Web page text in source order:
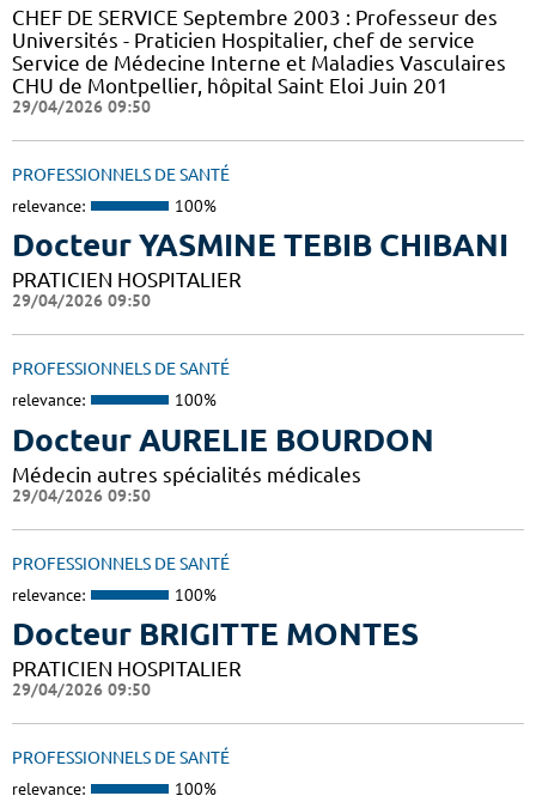
CHEF DE SERVICE Septembre 2003 : Professeur des
Universités - Praticien Hospitalier, chef de service
Service de Médecine Interne et Maladies Vasculaires
CHU de Montpellier, hôpital Saint Eloi Juin 201
29/04/2026 09:50
PROFESSIONNELS DE SANTÉ
relevance: 100%
Docteur YASMINE TEBIB CHIBANI
PRATICIEN HOSPITALIER
29/04/2026 09:50
PROFESSIONNELS DE SANTÉ
relevance: 100%
Docteur AURELIE BOURDON
Médecin autres spécialités médicales
29/04/2026 09:50
PROFESSIONNELS DE SANTÉ
relevance: 100%
Docteur BRIGITTE MONTES
PRATICIEN HOSPITALIER
29/04/2026 09:50
PROFESSIONNELS DE SANTÉ
relevance: 100%